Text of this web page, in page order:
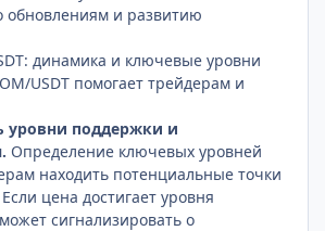
обновлениям и развитию
динамика и ключевые уровни
USDT помогает трейдерам и
уровни поддержки и
Определение ключевых уровней
находить потенциальные точки
цена достигает уровня
сигнализировать о